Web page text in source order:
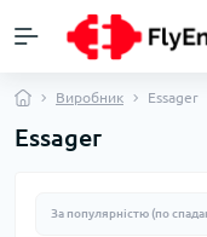
Виробник Essager
Essager